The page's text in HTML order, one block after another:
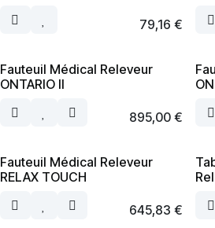
79,16 €
Fauteuil Médical Releveur
ONTARIO II
895,00 €
Fauteuil Médical Releveur
RELAX TOUCH
645,83 €